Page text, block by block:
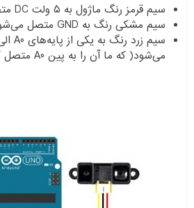
سیم قرمز رنگ ماژول به ۵ ولت DC متصل می‌شود
سیم مشکی رنگ به GND متصل می‌شود
می‌شود( که ما آن را به پین A0 متصل کردیم)